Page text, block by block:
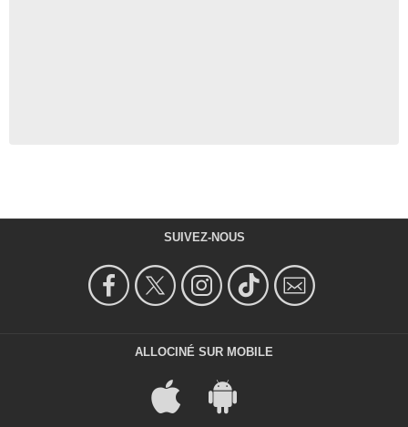
SUIVEZ-NOUS
ALLOCINÉ SUR MOBILE